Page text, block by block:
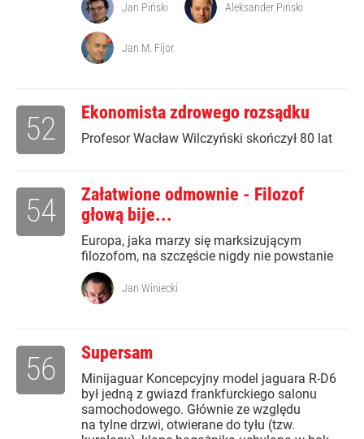
Jan Piński Aleksander Piński
Jan M. Fijor
Ekonomista zdrowego rozsądku
Profesor Wacław Wilczyński skończył 80 lat
52
Załatwione odmownie - Filozof
głową bije...
Europa, jaka marzy się marksizującym
filozofom, na szczęście nigdy nie powstanie
54
Jan Winiecki
Supersam
Minijaguar Koncepcyjny model jaguara R-D6
był jedną z gwiazd frankfurckiego salonu
samochodowego. Głównie ze względu
na tylne drzwi, otwierane do tyłu (tzw.
56